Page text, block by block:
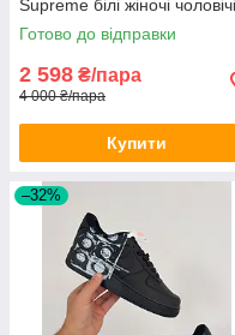
Supreme білі жіночі чоловічі
Готово до відправки
2 598 ₴/пара
4 000 ₴/пара
Купити
–32%